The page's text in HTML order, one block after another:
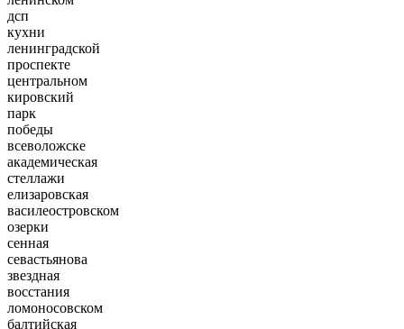
дсп
кухни
ленинградской
проспекте
центральном
кировский
парк
победы
всеволожске
академическая
стеллажи
елизаровская
василеостровском
озерки
сенная
севастьянова
звездная
восстания
ломоносовском
балтийская